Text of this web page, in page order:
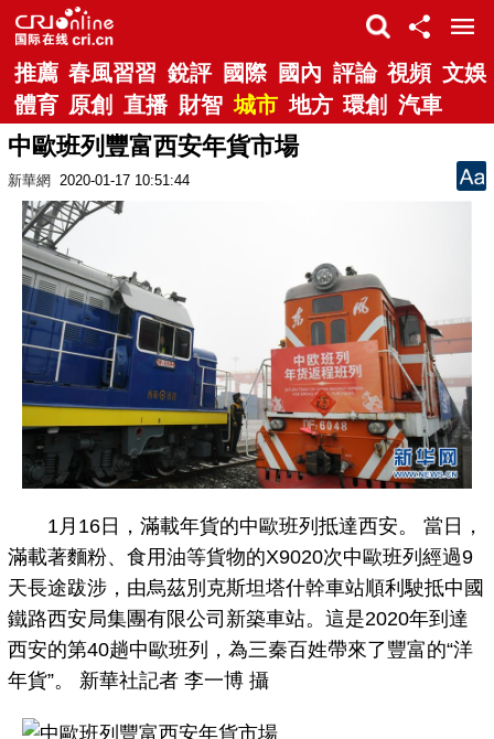
推薦 春風習習 銳評 國際 國內 評論 視頻 文娛
體育 原創 直播 財智 城市 地方 環創 汽車
中歐班列豐富西安年貨市場
新華網 2020-01-17 10:51:44
1月16日，滿載年貨的中歐班列抵達西安。 當日，
滿載著麵粉、食用油等貨物的X9020次中歐班列經過9
天長途跋涉，由烏茲別克斯坦塔什幹車站順利駛抵中國
鐵路西安局集團有限公司新築車站。這是2020年到達
西安的第40趟中歐班列，為三秦百姓帶來了豐富的“洋
年貨”。 新華社記者 李一博 攝